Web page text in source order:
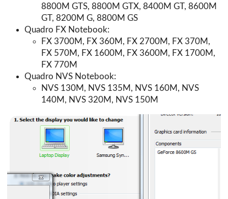
8800M GTS, 8800M GTX, 8400M GT, 8600M
GT, 8200M G, 8800M GS
Quadro FX Notebook:
FX 3700M, FX 360M, FX 2700M, FX 370M,
FX 570M, FX 1600M, FX 3600M, FX 1700M,
FX 770M
Quadro NVS Notebook:
NVS 130M, NVS 135M, NVS 160M, NVS
140M, NVS 320M, NVS 150M